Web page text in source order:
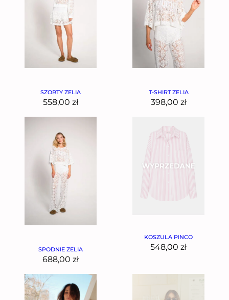
SZORTY ZELIA
558,00 zł
T-SHIRT ZELIA
398,00 zł
SPODNIE ZELIA
688,00 zł
KOSZULA PINCO
548,00 zł